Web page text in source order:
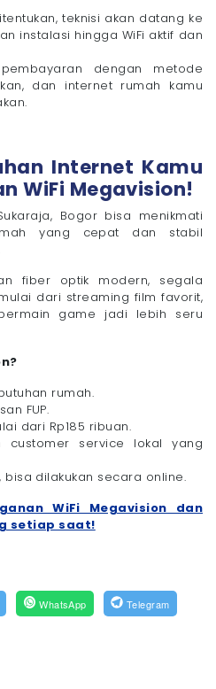
teknisi akan datang ke
instalasi hingga WiFi aktif dan
dengan metode
dan internet rumah kamu
Internet Kamu
WiFi Megavision!
Bogor bisa menikmati
yang cepat dan stabil
fiber optik modern, segala
dari streaming film favorit,
game jadi lebih seru
rumah.
FUP.
dari Rp185 ribuan.
customer service lokal yang
bisa dilakukan secara online.
WiFi Megavision dan
setiap saat!
WhatsApp Telegram